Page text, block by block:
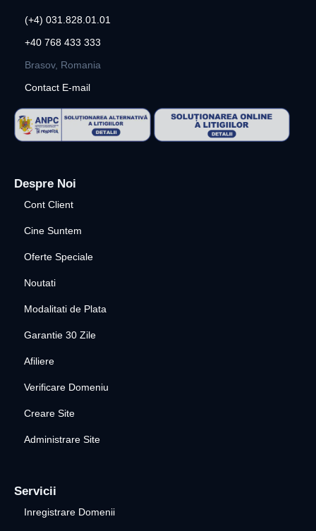
(+4) 031.828.01.01
+40 768 433 333
Brasov, Romania
Contact E-mail
Despre Noi
Cont Client
Cine Suntem
Oferte Speciale
Noutati
Modalitati de Plata
Garantie 30 Zile
Afiliere
Verificare Domeniu
Creare Site
Administrare Site
Servicii
Inregistrare Domenii